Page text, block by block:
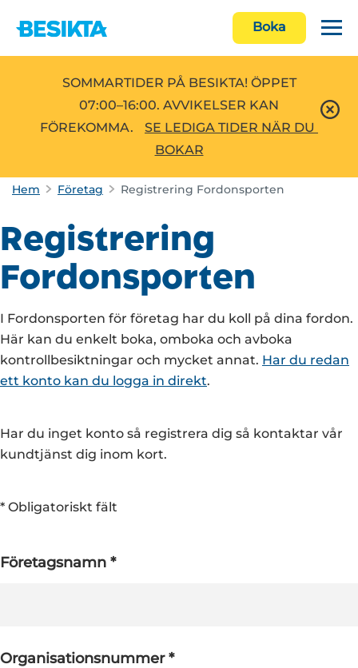
Boka
SOMMARTIDER PÅ BESIKTA! ÖPPET
07:00–16:00. AVVIKELSER KAN
FÖREKOMMA.
SE LEDIGA TIDER NÄR DU
BOKAR
Hem Företag Registrering Fordonsporten
Registrering
Fordonsporten
I Fordonsporten för företag har du koll på dina fordon.
Här kan du enkelt boka, omboka och avboka
kontrollbesiktningar och mycket annat. Har du redan
ett konto kan du logga in direkt.
Har du inget konto så registrera dig så kontaktar vår
kundtjänst dig inom kort.
* Obligatoriskt fält
Företagsnamn *
Organisationsnummer *